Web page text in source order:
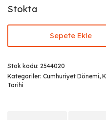
Stokta
Sepete Ekle
Stok kodu: 2544020
Kategoriler: Cumhuriyet Dönemi,
Tarihi